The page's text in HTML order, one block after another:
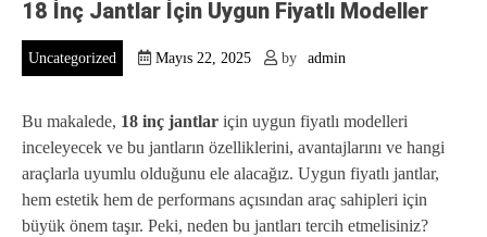
18 İnç Jantlar İçin Uygun Fiyatlı Modeller
Uncategorized Mayıs 22, 2025 by admin
Bu makalede, 18 inç jantlar için uygun fiyatlı modelleri
inceleyecek ve bu jantların özelliklerini, avantajlarını ve hangi
araçlarla uyumlu olduğunu ele alacağız. Uygun fiyatlı jantlar,
hem estetik hem de performans açısından araç sahipleri için
büyük önem taşır. Peki, neden bu jantları tercih etmelisiniz?